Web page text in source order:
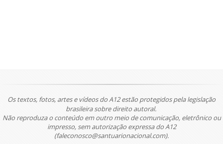
Os textos, fotos, artes e vídeos do A12 estão protegidos pela legislação
brasileira sobre direito autoral.
Não reproduza o conteúdo em outro meio de comunicação, eletrônico ou
impresso, sem autorização expressa do A12
(faleconosco@santuarionacional.com).